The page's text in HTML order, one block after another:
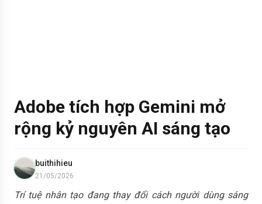
Adobe tích hợp Gemini mở
rộng kỷ nguyên AI sáng tạo
buithihieu
21/05/2026
Trí tuệ nhân tạo đang thay đổi cách người dùng sáng